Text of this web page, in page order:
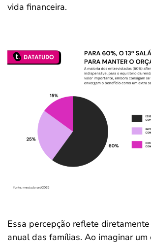
vida financeira.
Essa percepção reflete
anual das famílias. Ao imaginar um